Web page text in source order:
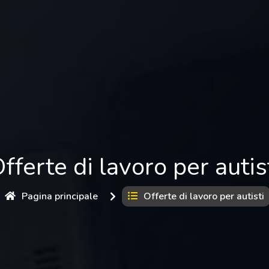
di lavoro per
Pagina principale Offerte di lavoro per autisti